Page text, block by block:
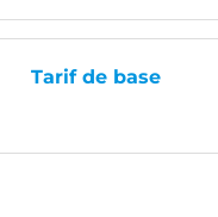
Tarif de base